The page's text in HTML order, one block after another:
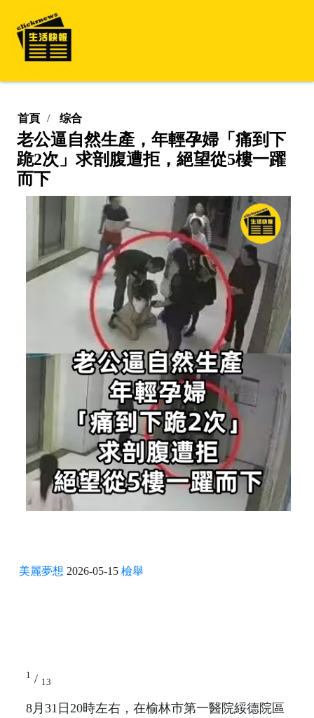
首頁 综合
老公逼自然生產，年輕孕婦「痛到下
跪2次」求剖腹遭拒，絕望從5樓一躍
而下
美麗夢想 2026-05-15 檢舉
1 / 13
8月31日20時左右，在榆林市第一醫院綏德院區